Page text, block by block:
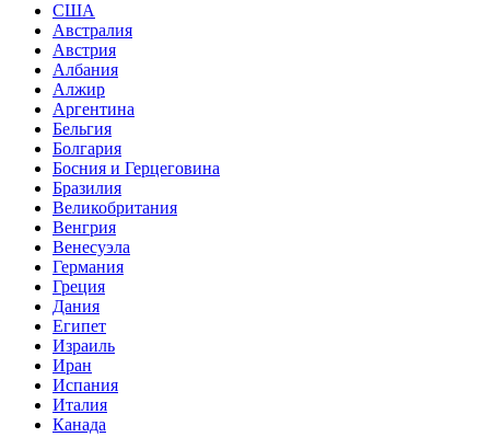
США
Австралия
Австрия
Албания
Алжир
Аргентина
Бельгия
Болгария
Босния и Герцеговина
Бразилия
Великобритания
Венгрия
Венесуэла
Германия
Греция
Дания
Египет
Израиль
Иран
Испания
Италия
Канада